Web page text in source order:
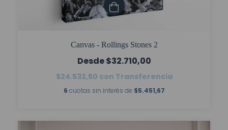
Canvas - Rollings Stones 2
$32.710,00
$24.532,50 con Transferencia
6 cuotas sin interés de $5.451,67